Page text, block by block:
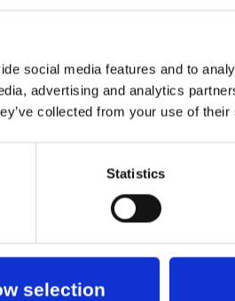
social media features and to
advertising and analytics
collected from your use of
Statistics
selection